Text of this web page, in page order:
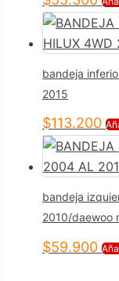
bandeja
2015
$113.200
bandeja
2010/daewoo
$59.900